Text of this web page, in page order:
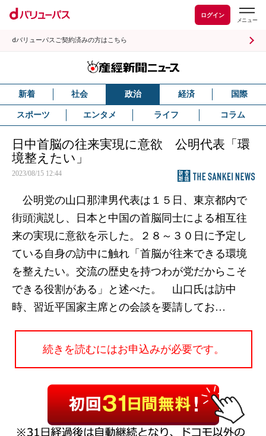
ログイン
dバリューパスご契約済みの方はこちら
新着 社会 政治 経済 国際
スポーツ エンタメ ライフ コラム
日中首脳の往来実現に意欲 公明代表「環
境整えたい」
2023/08/15 12:44
公明党の山口那津男代表は１５日、東京都内で
街頭演説し、日本と中国の首脳同士による相互往
来の実現に意欲を示した。２８～３０日に予定し
ている自身の訪中に触れ「首脳が往来できる環境
を整えたい。交流の歴史を持つわが党だからこそ
できる役割がある」と述べた。 山口氏は訪中
時、習近平国家主席との会談を要請してお…
続きを読むにはお申込みが必要です。